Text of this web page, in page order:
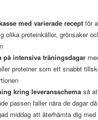
med varierade recept för
olika proteinkällor, grönsaker
på intensiva träningsdagar
proteiner som ett snabbt
kring leveransschema så
passen faller nära de dagar
middag att återhämta dig med